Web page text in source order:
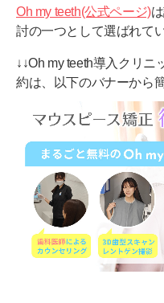
Oh my teeth(公式ページ)
討の一つとして選ばれてい
↓↓Oh my teeth導入クリ
約は、以下のバナーから